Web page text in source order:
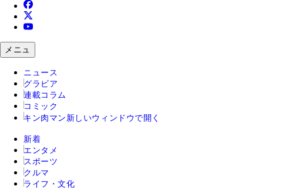
メニュ
ニュース
グラビア
連載コラム
コミック
キン肉マン 新しいウィンドウで開く
新着
エンタメ
スポーツ
クルマ
ライフ・文化